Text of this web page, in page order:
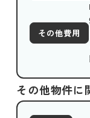
その他費用
その他物件に